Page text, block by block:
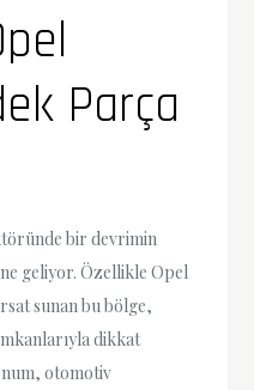
Parça
bir devrimin
geliyor. Özellikle Opel
sunan bu bölge,
dikkat
otomotiv